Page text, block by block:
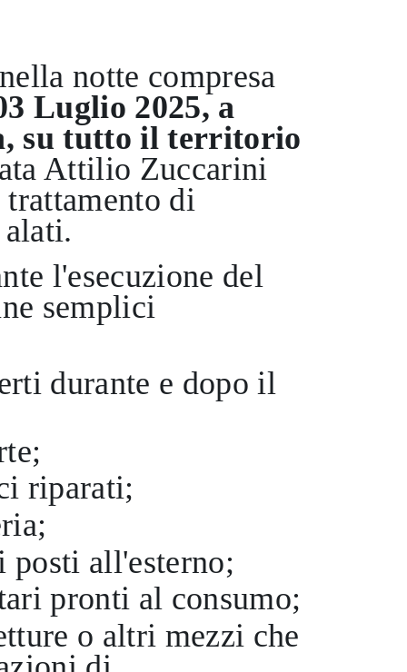
notte compresa
Luglio 2025, a
su tutto il territorio
Attilio Zuccarini
di
l'esecuzione del
semplici
durante e dopo il
riparati;
all'esterno;
pronti al consumo;
o altri mezzi che